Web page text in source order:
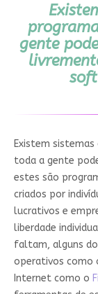
gente
Existem
toda a gente
estes são
criados por
lucrativos e
liberdade
faltam, alguns
operativos como
Internet como o